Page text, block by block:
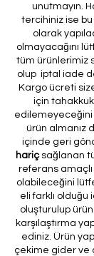
unutmayın.
tercihiniz ise bu
olarak
olmayacağını
tüm ürünlerimiz
olup iptal iade
Kargo ücreti
için
edilemeyeceğini
ürün almanız
içinde geri
hariçsağlanan
referans amaçlı
olabileceğini
eli farklı olduğu
oluşturulup
karşılaştırma
ediniz. Ürün
çekime gider ve